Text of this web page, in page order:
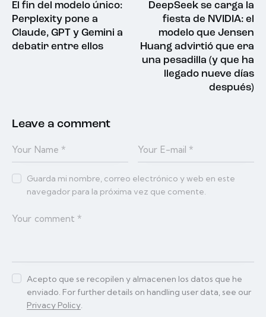
El fin del modelo único:
Perplexity pone a
Claude, GPT y Gemini a
debatir entre ellos
DeepSeek se carga la
fiesta de NVIDIA: el
modelo que Jensen
Huang advirtió que era
una pesadilla (y que ha
llegado nueve días
después)
Leave a comment
Guarda mi nombre, correo electrónico y web en este
navegador para la próxima vez que comente.
Acepto que se recopilen y almacenen los datos que he
enviado. For further details on handling user data, see our
Privacy Policy